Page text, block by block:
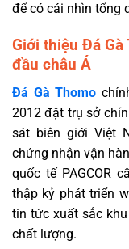
để có cái nhìn tổng
Giới thiệu Đá
đầu châu Á
Đá Gà Thomo
2012 đặt trụ sở
sát biên giới Việt
chứng nhận vận
quốc tế PAGCOR
thập kỷ phát triển
tin tức xuất sắc
chất lượng.